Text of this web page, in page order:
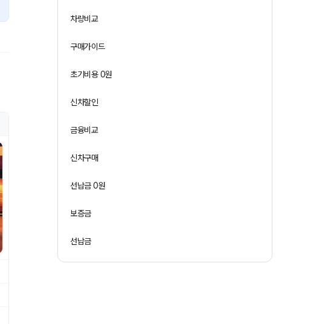
차량비교
구매가이드
초기비용 0원
신차할인
금융비교
신차구매
선납금 0원
보증금
선납금